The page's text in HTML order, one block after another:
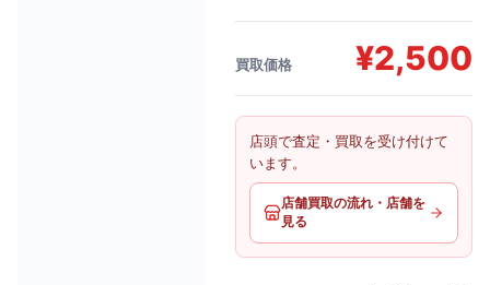
買取価格 ¥2,500
店頭で査定・買取を受け付けて
います。
店舗買取の流れ・店舗を
見る